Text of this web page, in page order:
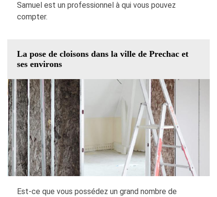
Samuel est un professionnel à qui vous pouvez
compter.
La pose de cloisons dans la ville de Prechac et
ses environs
Est-ce que vous possédez un grand nombre de